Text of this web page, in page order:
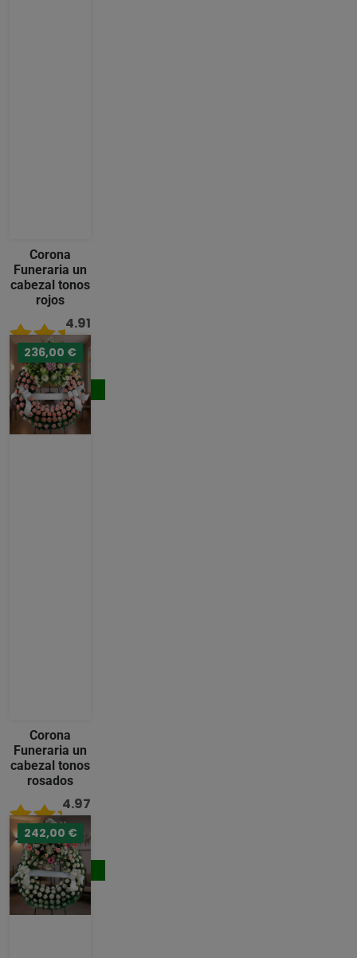
Corona
Funeraria un
cabezal tonos
rojos
4.91
/ 5
231,00 €
Comprar
236,00 €
Corona
Funeraria un
cabezal tonos
rosados
4.97
/ 5
236,00 €
Comprar
242,00 €